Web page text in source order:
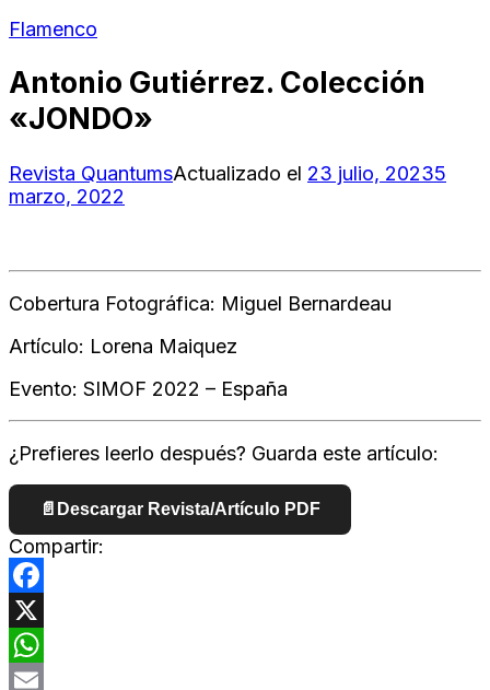
Flamenco
Antonio Gutiérrez. Colección
«JONDO»
Revista QuantumsActualizado el 23 julio, 20235
marzo, 2022
Cobertura Fotográfica: Miguel Bernardeau
Artículo: Lorena Maiquez
Evento: SIMOF 2022 – España
¿Prefieres leerlo después? Guarda este artículo:
📄 Descargar Revista/Artículo PDF
Compartir:
Facebook
X
WhatsApp